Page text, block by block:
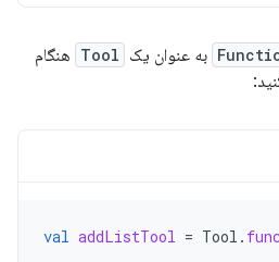
به عنوان یک Tool هنگام
val addListTool = Tool .